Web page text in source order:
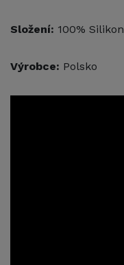
Složení: 100% Silikon
Výrobce: Polsko